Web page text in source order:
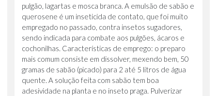
pulgão, lagartas e mosca branca. A emulsão de sabão e
querosene é um inseticida de contato, que foi muito
empregado no passado, contra insetos sugadores,
sendo indicada para combate aos pulgões, ácaros e
cochonilhas. Características de emprego: o preparo
mais comum consiste em dissolver, mexendo bem, 50
gramas de sabão (picado) para 2 até 5 litros de água
quente. A solução feita com sabão tem boa
adesividade na planta e no inseto praga. Pulverizar